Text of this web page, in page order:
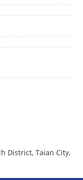
District, Taian City,